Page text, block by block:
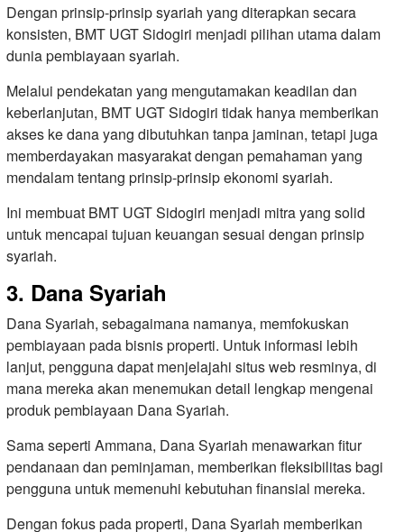
Dengan prinsip-prinsip syariah yang diterapkan secara
konsisten, BMT UGT Sidogiri menjadi pilihan utama dalam
dunia pembiayaan syariah.
Melalui pendekatan yang mengutamakan keadilan dan
keberlanjutan, BMT UGT Sidogiri tidak hanya memberikan
akses ke dana yang dibutuhkan tanpa jaminan, tetapi juga
memberdayakan masyarakat dengan pemahaman yang
mendalam tentang prinsip-prinsip ekonomi syariah.
Ini membuat BMT UGT Sidogiri menjadi mitra yang solid
untuk mencapai tujuan keuangan sesuai dengan prinsip
syariah.
3. Dana Syariah
Dana Syariah, sebagaimana namanya, memfokuskan
pembiayaan pada bisnis properti. Untuk informasi lebih
lanjut, pengguna dapat menjelajahi situs web resminya, di
mana mereka akan menemukan detail lengkap mengenai
produk pembiayaan Dana Syariah.
Sama seperti Ammana, Dana Syariah menawarkan fitur
pendanaan dan peminjaman, memberikan fleksibilitas bagi
pengguna untuk memenuhi kebutuhan finansial mereka.
Dengan fokus pada properti, Dana Syariah memberikan